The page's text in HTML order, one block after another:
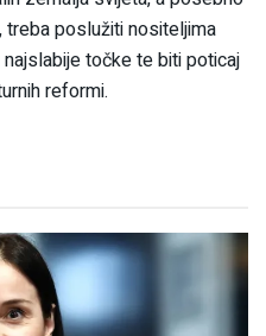
poslužiti nositeljima
točke te biti poticaj
reformi.